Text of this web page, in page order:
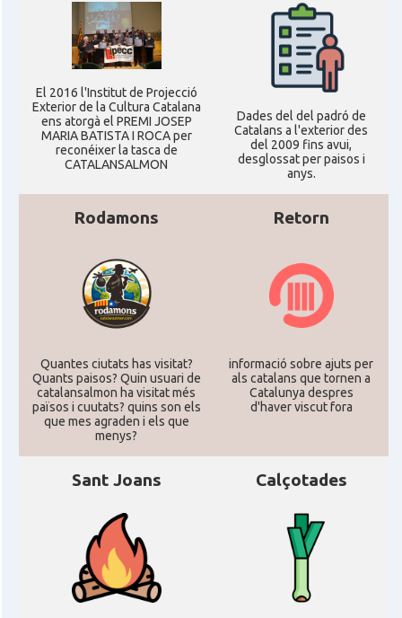
El 2016 l'Institut de Projecció
Exterior de la Cultura Catalana
ens atorgà el PREMI JOSEP
MARIA BATISTA I ROCA per
reconéixer la tasca de
CATALANSALMON
Dades del del padró de
Catalans a l'exterior des
del 2009 fins avui,
desglossat per paisos i
anys.
Rodamons
Quantes ciutats has visitat?
Quants paisos? Quin usuari de
catalansalmon ha visitat més
països i cuutats? quins son els
que mes agraden i els que
menys?
Retorn
informació sobre ajuts per
als catalans que tornen a
Catalunya despres
d'haver viscut fora
Sant Joans Calçotades